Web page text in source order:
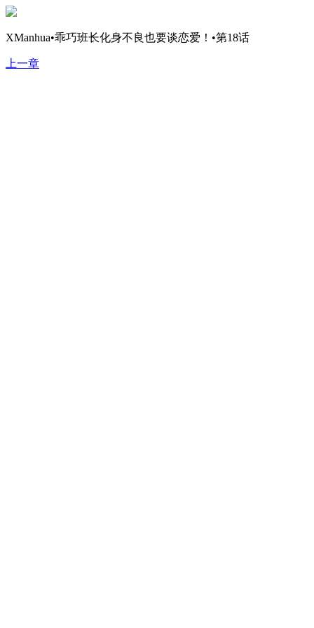
XManhua•乖巧班长化身不良也要谈恋爱！•第18话
上一章